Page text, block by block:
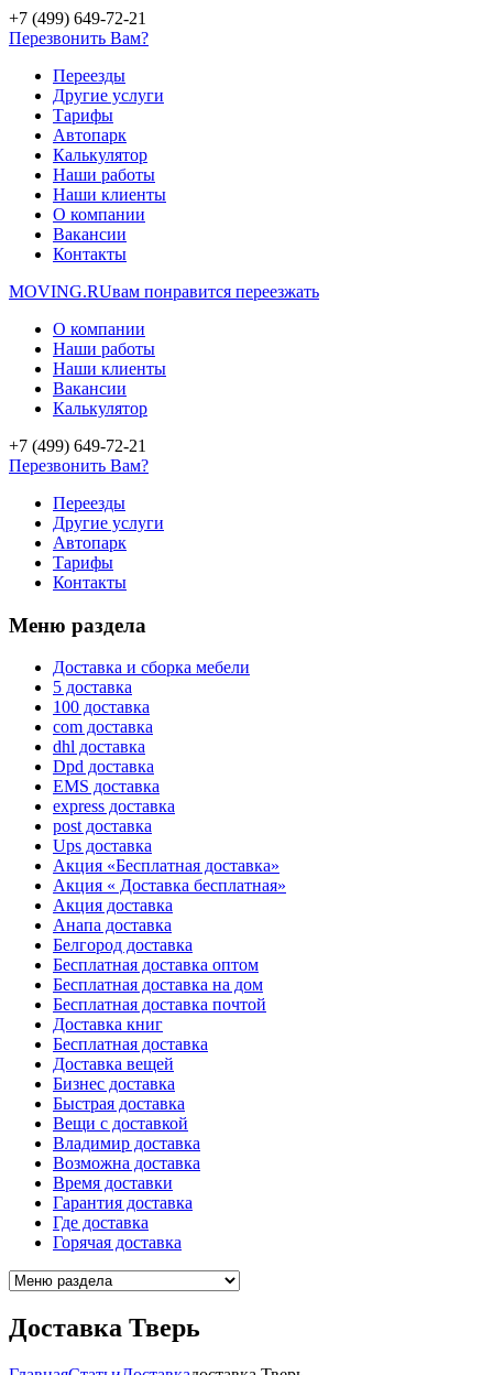
+7 (499) 649-72-21
Перезвонить Вам?
Переезды
Другие услуги
Тарифы
Автопарк
Калькулятор
Наши работы
Наши клиенты
О компании
Вакансии
Контакты
MOVING.RUвам понравится переезжать
О компании
Наши работы
Наши клиенты
Вакансии
Калькулятор
+7 (499) 649-72-21
Перезвонить Вам?
Переезды
Другие услуги
Автопарк
Тарифы
Контакты
Меню раздела
Доставка и сборка мебели
5 доставка
100 доставка
com доставка
dhl доставка
Dpd доставка
EMS доставка
express доставка
post доставка
Ups доставка
Акция «Бесплатная доставка»
Акция « Доставка бесплатная»
Акция доставка
Анапа доставка
Белгород доставка
Бесплатная доставка оптом
Бесплатная доставка на дом
Бесплатная доставка почтой
Доставка книг
Бесплатная доставка
Доставка вещей
Бизнес доставка
Быстрая доставка
Вещи с доставкой
Владимир доставка
Возможна доставка
Время доставки
Гарантия доставка
Где доставка
Горячая доставка
Доставка Тверь